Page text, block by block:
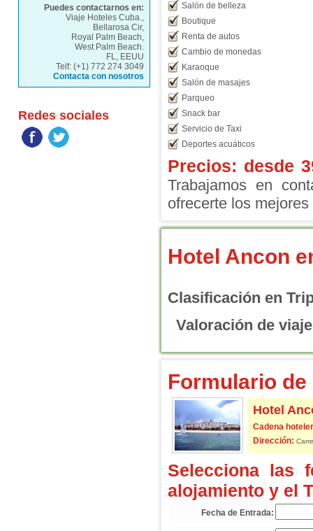
Salón de belleza
Boutique
Renta de autos
Cambio de monedas
Karaoque
Salón de masajes
Parqueo
Snack bar
Servicio de Taxi
Deportes acuáticos
Precios: desde
Trabajamos en
ofrecerte los
Hotel Ancon
Clasificación en
Valoración de
Formulario
Hotel
Cadena
Dirección:
Selecciona las
alojamiento y el
Fecha de Entrada:
Puedes contactarnos en:
Viaje Hoteles Cuba.,
Bellarosa Cir,
Royal Palm Beach,
West Palm Beach.
FL, EEUU
Telf: (+1) 772 274 3049
Contacta con nosotros
Redes sociales